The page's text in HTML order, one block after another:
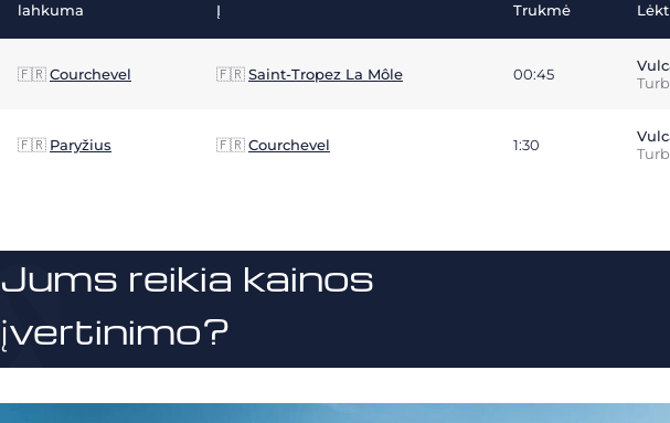
lahkuma Į Trukmė
🇫🇷Courchevel 🇫🇷Saint-Tropez La Môle 00:45
🇫🇷 Paryžius 🇫🇷Courchevel 1:30
Jums reikia kainos
įvertinimo?